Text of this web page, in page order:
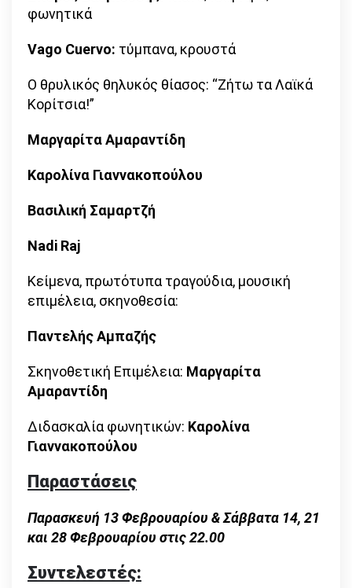
φωνητικά
Vago Cuervo: τύμπανα, κρουστά
Ο θρυλικός θηλυκός θίασος: “Zήτω τα Λαϊκά
Κορίτσια!”
Μαργαρίτα Αμαραντίδη
Καρολίνα Γιαννακοπούλου
Bασιλική Σαμαρτζή
Nadi Raj
Κείμενα, πρωτότυπα τραγούδια, μουσική
επιμέλεια, σκηνοθεσία:
Παντελής Αμπαζής
Σκηνοθετική Επιμέλεια: Μαργαρίτα
Αμαραντίδη
Διδασκαλία φωνητικών: Καρολίνα
Γιαννακοπούλου
Παραστάσεις
Παρασκευή 13 Φεβρουαρίου & Σάββατα 14, 21
και 28 Φεβρουαρίου στις 22.00
Συντελεστές: